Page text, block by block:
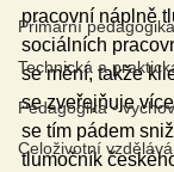
Primární pedagogika
Technická a
Pedagogika -
Celoživotní
pracovní náplně
sociálních
se mění, takže
se zveřejňuje
se tím pádem
tlumočník